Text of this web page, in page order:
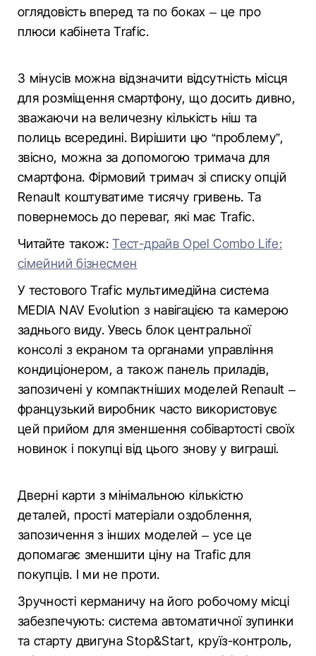
оглядовість вперед та по боках – це про
плюси кабінета Trafic.
З мінусів можна відзначити відсутність місця
для розміщення смартфону, що досить дивно,
зважаючи на величезну кількість ніш та
полиць всередині. Вирішити цю “проблему”,
звісно, можна за допомогою тримача для
смартфона. Фірмовий тримач зі списку опцій
Renault коштуватиме тисячу гривень. Та
повернемось до переваг, які має Trafic.
Читайте також:Тест-драйв Opel Combo Life:
сімейний бізнесмен
У тестового Trafic мультимедійна система
MEDIA NAV Evolution з навігацією та камерою
заднього виду. Увесь блок центральної
консолі з екраном та органами управління
кондиціонером, а також панель приладів,
запозичені у компактніших моделей Renault –
французький виробник часто використовує
цей прийом для зменшення собівартості своїх
новинок і покупці від цього знову у виграші.
Дверні карти з мінімальною кількістю
деталей, прості матеріали оздоблення,
запозичення з інших моделей – усе це
допомагає зменшити ціну на Trafic для
покупців. І ми не проти.
Зручності керманичу на його робочому місці
забезпечують: система автоматичної зупинки
та старту двигуна Stop&Start, круїз-контроль,